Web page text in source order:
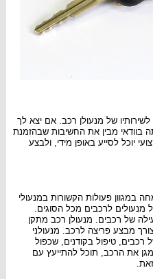
של מנעולן רכב. אם יצא לך
בוודאי מבין את החשיבות שבהזמנת
יוכל לסייע באופן מידי, ולבצע
במגוון פעולות הקשורות במנעולי
מנעולים לרכבים מכל הסוגים.
של רכבים. מנעולן רכב מתקן
מבצע פריצה לרכב. מנעולני
טיפול בקודנים, שכפול
את הרכב, תוכל להתייעץ עם